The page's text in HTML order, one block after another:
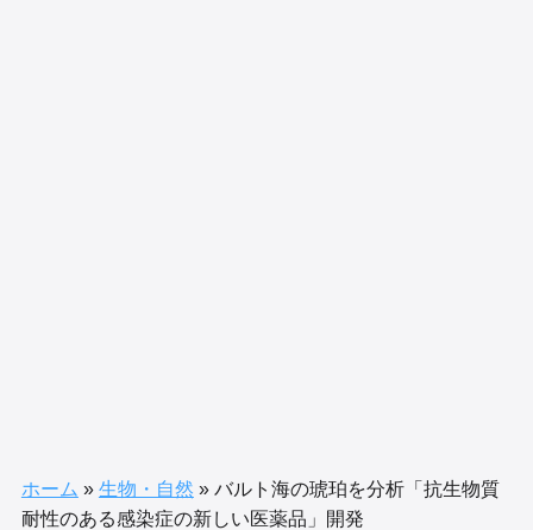
ホーム » 生物・自然 »バルト海の琥珀を分析「抗生物質
耐性のある感染症の新しい医薬品」開発